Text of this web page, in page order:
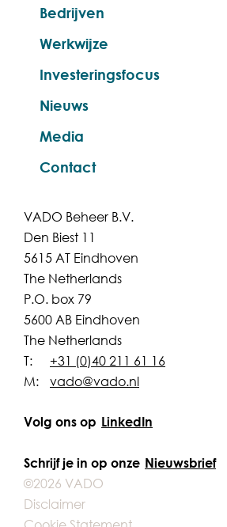
Bedrijven
Werkwijze
Investeringsfocus
Nieuws
Media
Contact
VADO Beheer B.V.
Den Biest 11
5615 AT Eindhoven
The Netherlands
P.O. box 79
5600 AB Eindhoven
The Netherlands
T: +31 (0)40 211 61 16
M: vado@vado.nl
Volg ons op LinkedIn
Schrijf je in op onze Nieuwsbrief
©2026 VADO
Disclaimer